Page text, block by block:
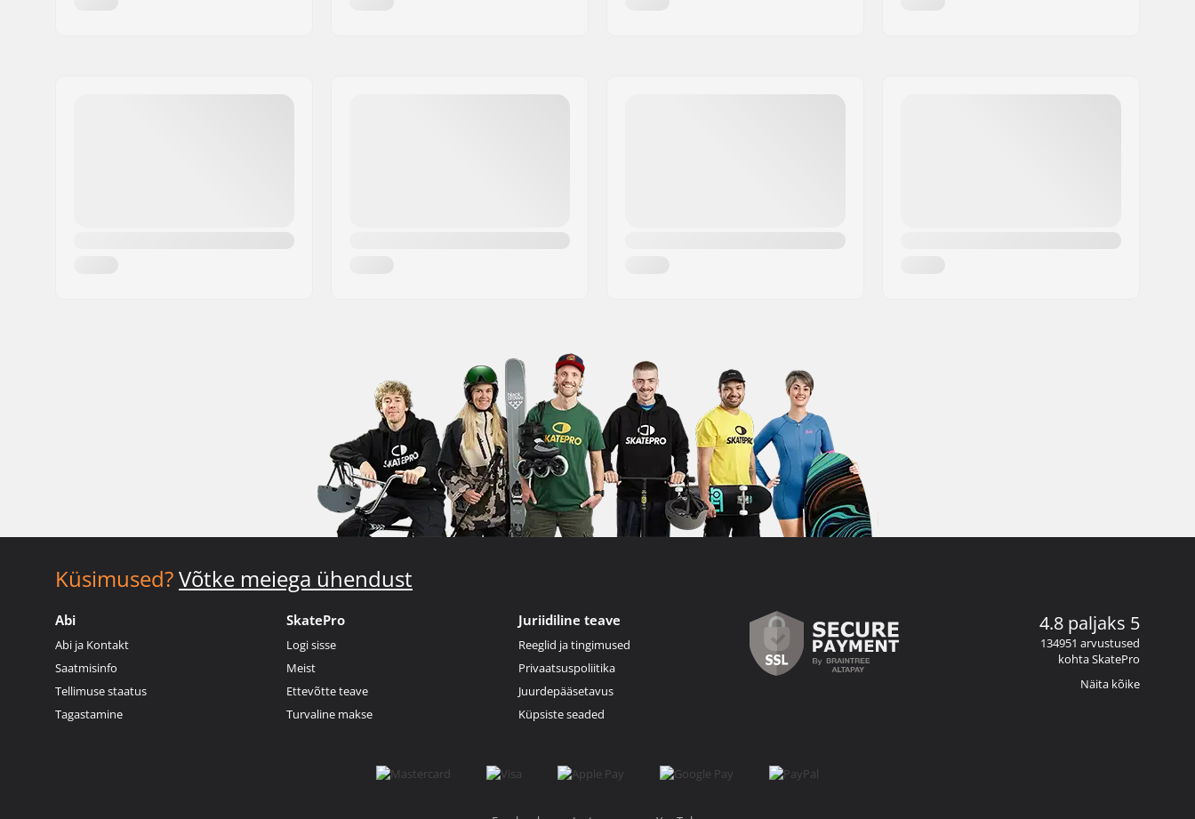
Küsimused?Võtke meiega ühendust
Abi
Abi ja Kontakt
Saatmisinfo
Tellimuse staatus
Tagastamine
SkatePro
Logi sisse
Meist
Ettevõtte teave
Turvaline makse
Juriidiline teave
Reeglid ja tingimused
Privaatsuspoliitika
Juurdepääsetavus
Küpsiste seaded
4.8 paljaks 5
134951 arvustused
kohta SkatePro
Näita kõike